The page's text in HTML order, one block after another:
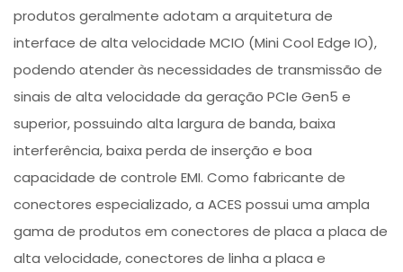
produtos geralmente adotam a arquitetura de
interface de alta velocidade MCIO (Mini Cool Edge IO),
podendo atender às necessidades de transmissão de
sinais de alta velocidade da geração PCIe Gen5 e
superior, possuindo alta largura de banda, baixa
interferência, baixa perda de inserção e boa
capacidade de controle EMI. Como fabricante de
conectores especializado, a ACES possui uma ampla
gama de produtos em conectores de placa a placa de
alta velocidade, conectores de linha a placa e